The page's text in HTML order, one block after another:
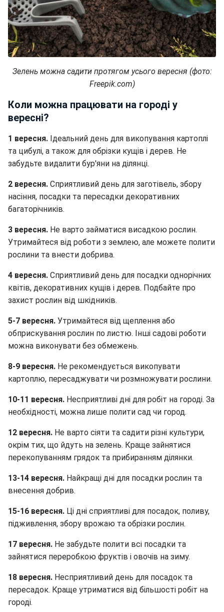
Зелень можна садити протягом усього вересня (фото:
Freepik.com)
Коли можна працювати на городі у
вересні?
1 вересня. Ідеальний день для викопування картоплі
та цибулі, а також для обрізки кущів і дерев. Не
забудьте видалити бур'яни на ділянці.
2 вересня. Сприятливий день для заготівель, збору
насіння, посадки та пересадки декоративних
багаторічників.
3 вересня. Не варто займатися висадкою рослин.
Утримайтеся від роботи з землею, але можете полити
рослини та внести добрива.
4 вересня. Сприятливий день для посадки однорічних
квітів, декоративних кущів і дерев. Подбайте про
захист рослин від шкідників.
5-7 вересня. Утримайтеся від щеплення або
обприскування рослин по листю. Інші садові роботи
можна виконувати без обмежень.
8-9 вересня. Не рекомендується викопувати
картоплю, пересаджувати чи розмножувати рослини.
10-11 вересня. Несприятливі дні для робіт на городі. За
необхідності, можна лише полити сад чи город.
12 вересня. Не варто сіяти та садити різні культури,
окрім тих, що йдуть на зелень. Краще зайнятися
перекопуванням грядок та прибиранням ділянки.
13-14 вересня. Найкращі дні для посадки рослин та
внесення добрив.
15-16 вересня. Ці дні сприятливі для посадок, поливу,
підживлення, збору врожаю та обрізки рослин.
17 вересня. Не забудьте полити всі посадки та
зайнятися переробкою фруктів і овочів на зиму.
18 вересня. Несприятливий день для посадок та
пересадок. Краще утриматися від більшості робіт на
городі.